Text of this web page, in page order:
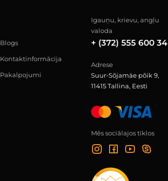
Blogs
Kontaktinformācija
Pakalpojumi
Igauņu, krievu, angļu
valoda
+ (372) 555 600 34
Adrese
Suur-Sõjamäe põik 9,
11415 Tallina, Eesti
Mēs sociālajos tīklos